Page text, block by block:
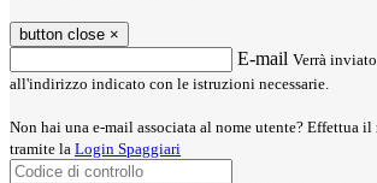
button close ×
E-mail Verrà
all'indirizzo indicato con le istruzioni necessarie.
Non hai una e-mail associata al nome utente? Effettua il
tramite la Login Spaggiari